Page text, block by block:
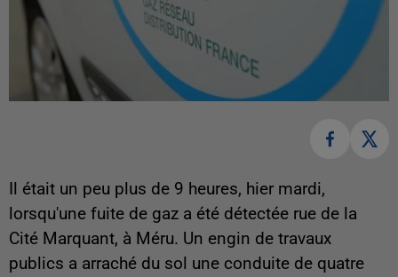
Il était un peu plus de 9 heures, hier mardi,
lorsqu'une fuite de gaz a été détectée rue de la
Cité Marquant, à Méru. Un engin de travaux
publics a arraché du sol une conduite de quatre